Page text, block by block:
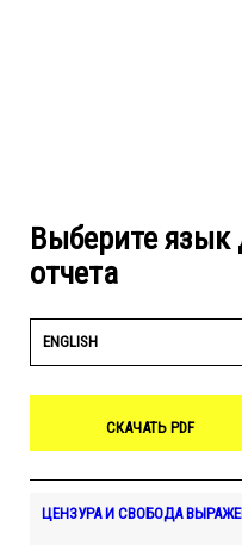
Выберите язык
отчета
ENGLISH
СКАЧАТЬ PDF
ЦЕНЗУРА И СВОБОДА